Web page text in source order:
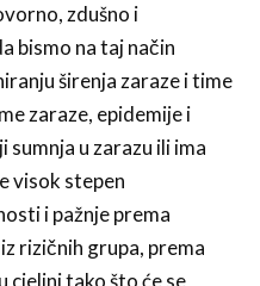
zdušno i
bismo na taj način
širenja zaraze i time
zaraze, epidemije i
sumnja u zarazu ili ima
visok stepen
i pažnje prema
rizičnih grupa, prema